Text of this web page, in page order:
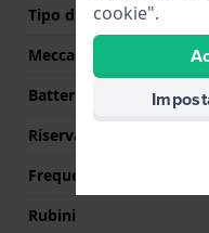
Tipo di display
Meccanismo
Batteria
Riserva di carica
Frequenza
Rubini
cookie".